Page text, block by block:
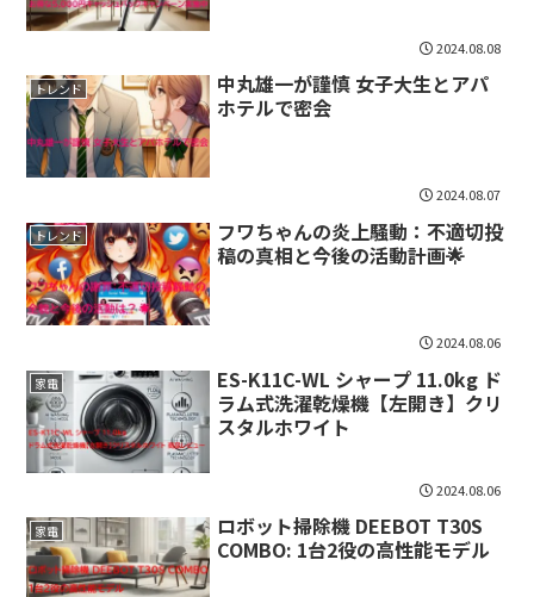
2024.08.08
トレンド
中丸雄一が謹慎 女子大生とアパ
ホテルで密会
2024.08.07
トレンド
フワちゃんの炎上騒動：不適切投
稿の真相と今後の活動計画🌟
2024.08.06
家電
ES-K11C-WL シャープ 11.0kg ド
ラム式洗濯乾燥機【左開き】クリ
スタルホワイト
2024.08.06
家電
ロボット掃除機 DEEBOT T30S
COMBO: 1台2役の高性能モデル